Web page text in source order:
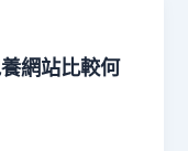
網站比較何